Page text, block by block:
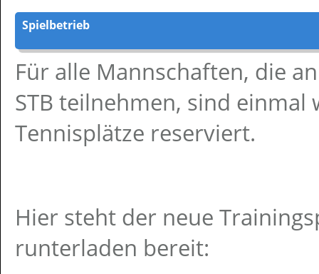
Spielbetrieb
Für alle Mannschaften, die
STB teilnehmen, sind einmal
Tennisplätze reserviert.
Hier steht der neue
runterladen bereit: